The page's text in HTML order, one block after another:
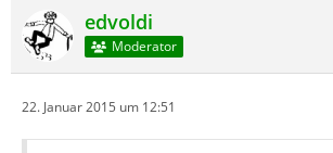
edvoldi
Moderator
22. Januar 2015 um 12:51